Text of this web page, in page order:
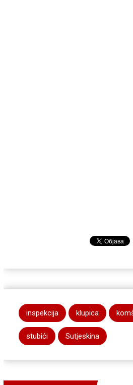
inspekcija klupica
stubići Sutjeskina